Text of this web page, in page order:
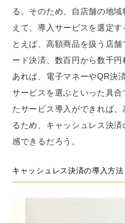
る。そのため、自店舗の地域
えて、導入サービスを選定
とえば、高額商品を扱う店
ード決済、数百円から数千
あれば、電子マネーやQR決
サービスを選ぶといった具合
たサービス導入ができれば、
るため、キャッシュレス決
感できるだろう。
キャッシュレス決済の導入方法